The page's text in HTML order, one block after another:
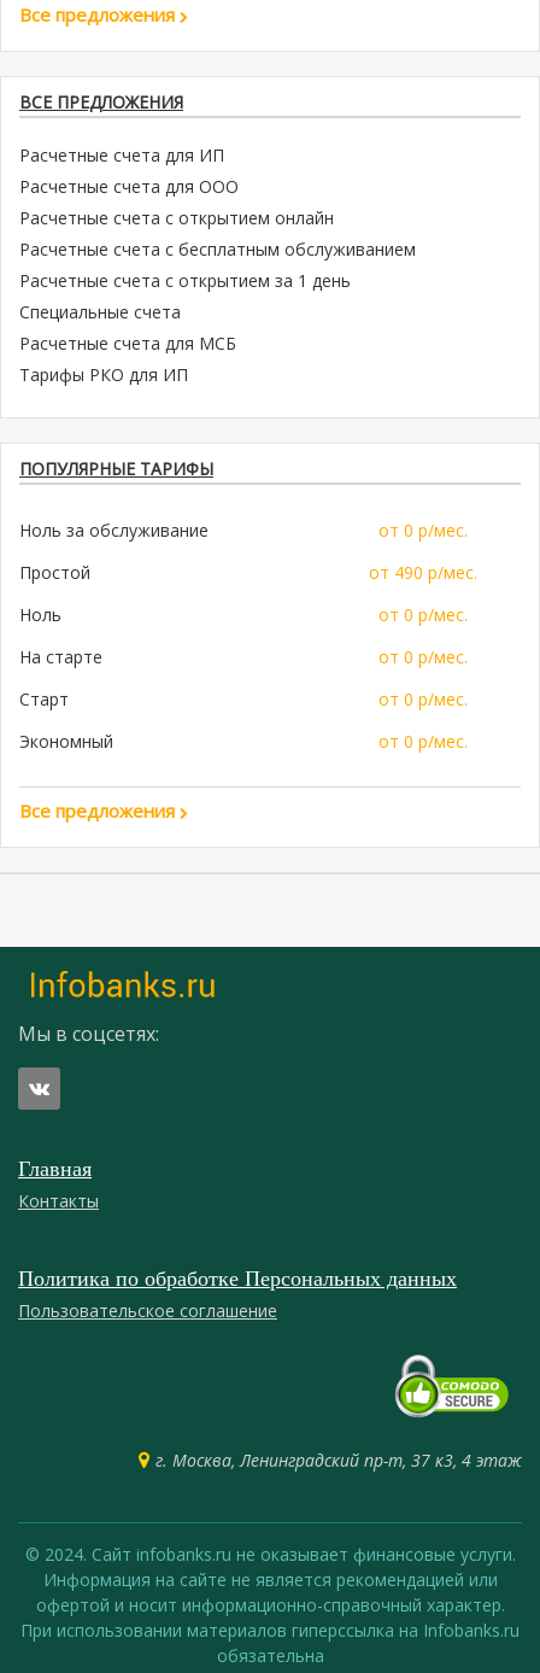
Все предложения
ВСЕ ПРЕДЛОЖЕНИЯ
Расчетные счета для ИП
Расчетные счета для ООО
Расчетные счета с открытием онлайн
Расчетные счета с бесплатным обслуживанием
Расчетные счета с открытием за 1 день
Специальные счета
Расчетные счета для МСБ
Тарифы РКО для ИП
ПОПУЛЯРНЫЕ ТАРИФЫ
Ноль за обслуживание
от 0 р/мес.
Простой
от 490 р/мес.
Ноль
от 0 р/мес.
На старте
от 0 р/мес.
Старт
от 0 р/мес.
Экономный
от 0 р/мес.
Все предложения
Мы в соцсетях:
Главная
Контакты
Политика по обработке Персональных данных
Пользовательское соглашение
г. Москва, Ленинградский пр-т, 37 к3, 4 этаж
© 2024. Сайт infobanks.ru не оказывает финансовые услуги.
Информация на сайте не является рекомендацией или
офертой и носит информационно-справочный характер.
При использовании материалов гиперссылка на Infobanks.ru
обязательна